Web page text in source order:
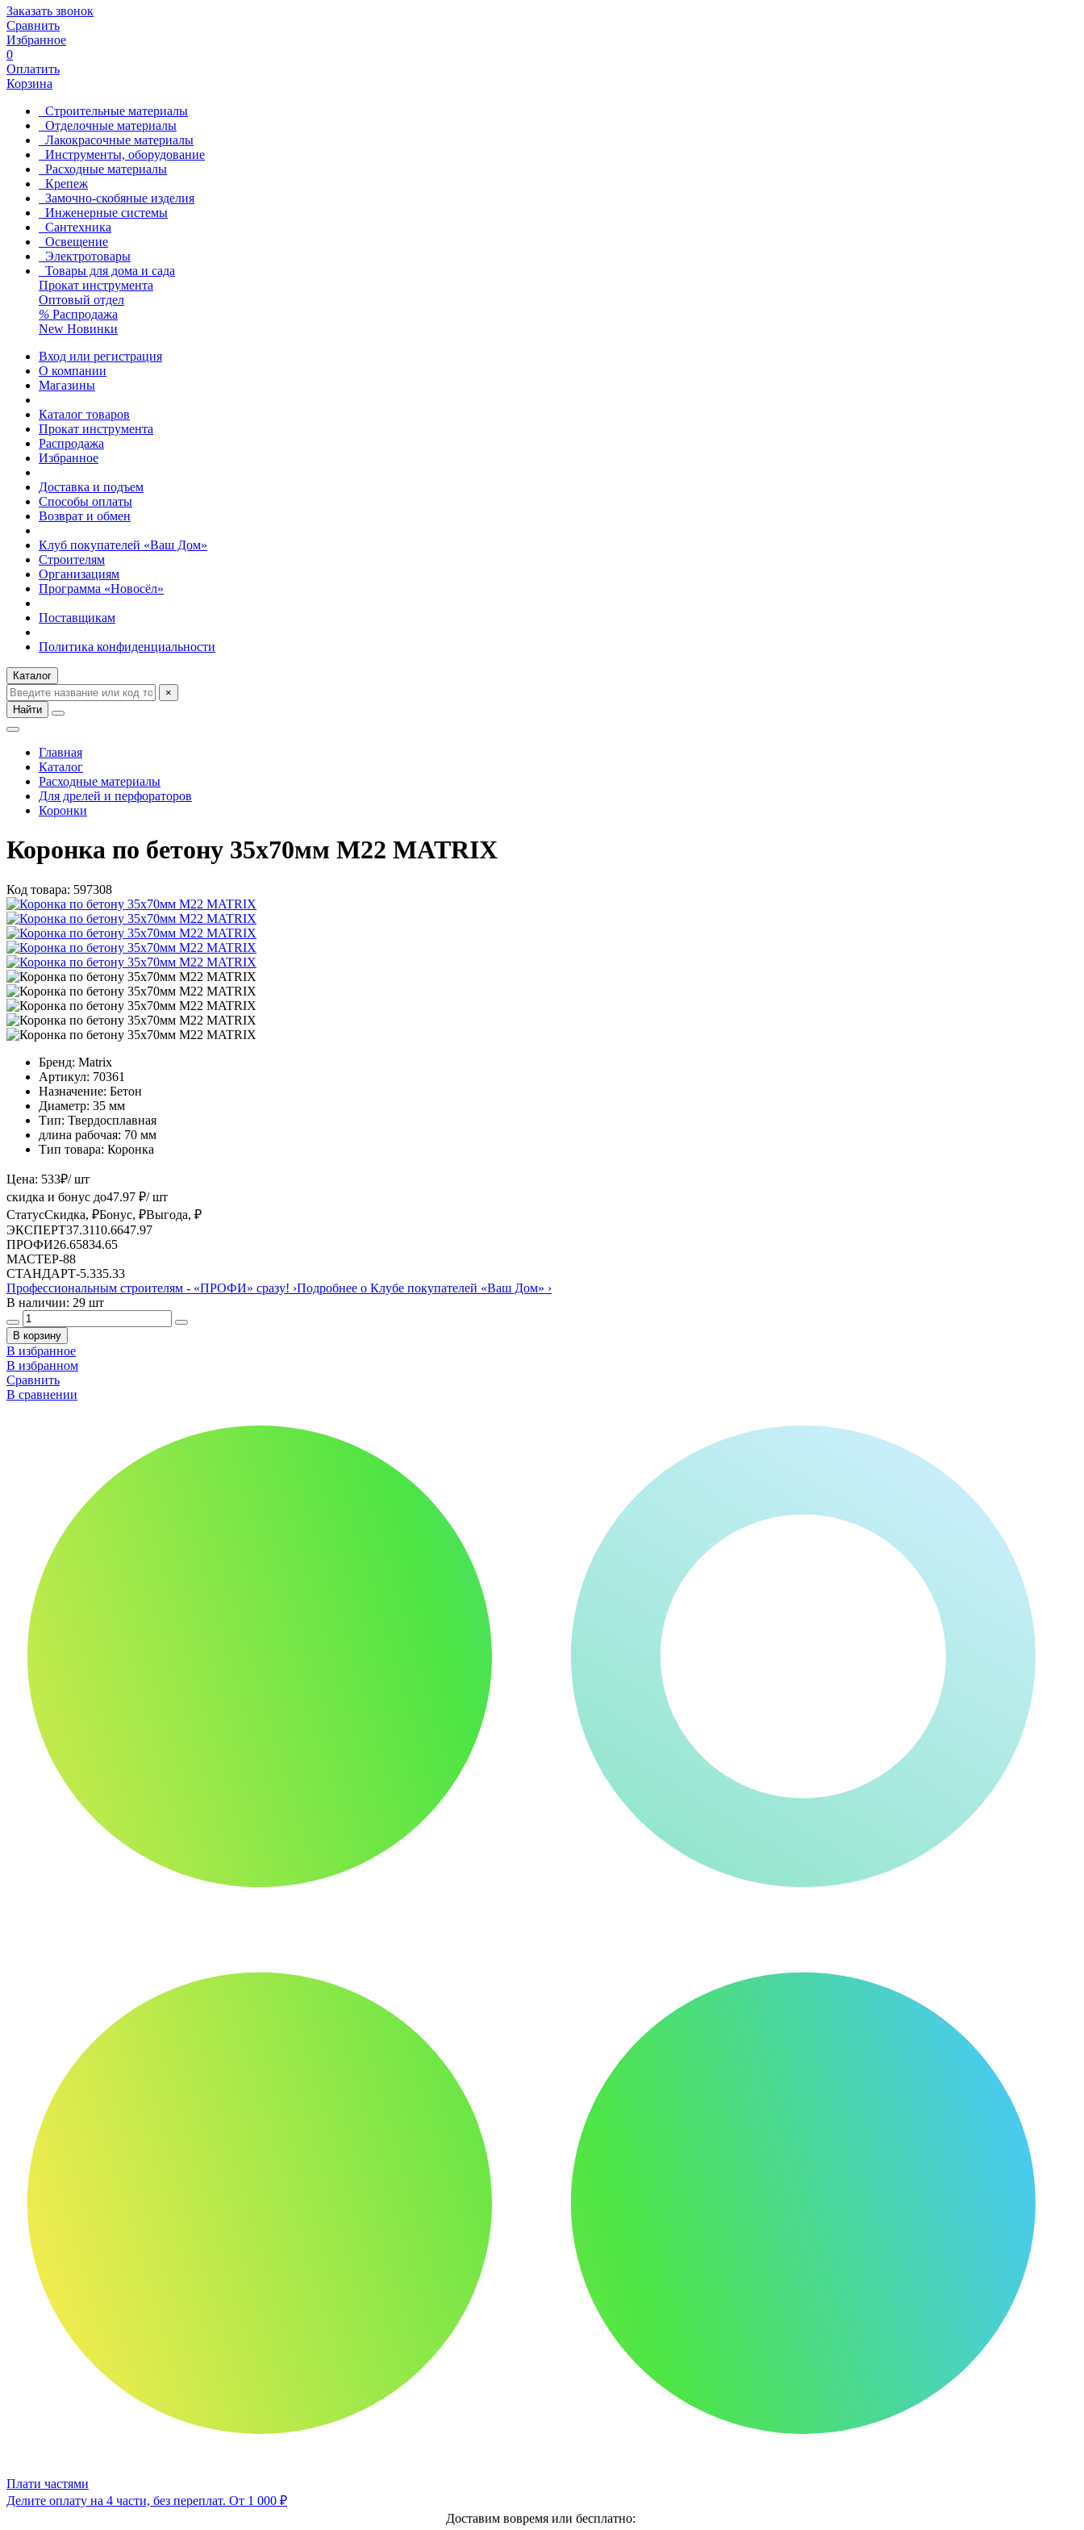
Заказать звонок
Сравнить
Избранное
0
Оплатить
Корзина
Строительные материалы
Отделочные материалы
Лакокрасочные материалы
Инструменты, оборудование
Расходные материалы
Крепеж
Замочно-скобяные изделия
Инженерные системы
Сантехника
Освещение
Электротовары
Товары для дома и сада
Прокат инструмента
Оптовый отдел
% Распродажа
New Новинки
Вход или регистрация
О компании
Магазины
Каталог товаров
Прокат инструмента
Распродажа
Избранное
Доставка и подъем
Способы оплаты
Возврат и обмен
Клуб покупателей «Ваш Дом»
Строителям
Организациям
Программа «Новосёл»
Поставщикам
Политика конфиденциальности
Каталог
×
Найти
Главная
Каталог
Расходные материалы
Для дрелей и перфораторов
Коронки
Коронка по бетону 35х70мм М22 MATRIX
Код товара: 597308
Бренд: Matrix
Артикул: 70361
Назначение: Бетон
Диаметр: 35 мм
Тип: Твердосплавная
длина рабочая: 70 мм
Тип товара: Коронка
Цена: 533₽/ шт
скидка и бонус до47.97 ₽/ шт
СтатусСкидка, ₽Бонус, ₽Выгода, ₽
ЭКСПЕРТ37.3110.6647.97
ПРОФИ26.65834.65
МАСТЕР-88
СТАНДАРТ-5.335.33
Профессиональным строителям - «ПРОФИ» сразу! ›Подробнее о Клубе покупателей «Ваш Дом» ›
В наличии: 29 шт
В корзину
В избранное
В избранном
Сравнить
В сравнении
Плати частями
Делите оплату на 4 части, без переплат. От 1 000 ₽
Доставим вовремя или бесплатно: